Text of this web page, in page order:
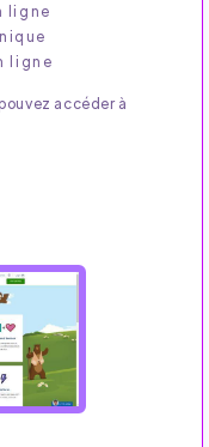
ligne
ligne
accéder à